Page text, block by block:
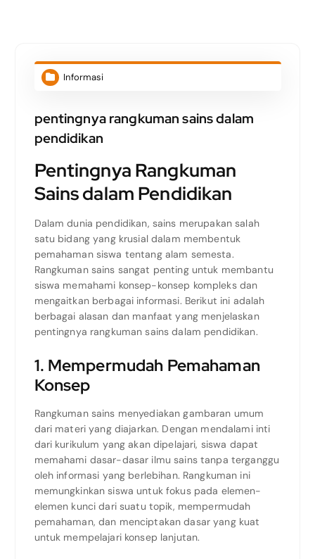
Informasi
pentingnya rangkuman sains dalam
pendidikan
Pentingnya Rangkuman
Sains dalam Pendidikan
Dalam dunia pendidikan, sains merupakan salah
satu bidang yang krusial dalam membentuk
pemahaman siswa tentang alam semesta.
Rangkuman sains sangat penting untuk membantu
siswa memahami konsep-konsep kompleks dan
mengaitkan berbagai informasi. Berikut ini adalah
berbagai alasan dan manfaat yang menjelaskan
pentingnya rangkuman sains dalam pendidikan.
1. Mempermudah Pemahaman
Konsep
Rangkuman sains menyediakan gambaran umum
dari materi yang diajarkan. Dengan mendalami inti
dari kurikulum yang akan dipelajari, siswa dapat
memahami dasar-dasar ilmu sains tanpa terganggu
oleh informasi yang berlebihan. Rangkuman ini
memungkinkan siswa untuk fokus pada elemen-
elemen kunci dari suatu topik, mempermudah
pemahaman, dan menciptakan dasar yang kuat
untuk mempelajari konsep lanjutan.